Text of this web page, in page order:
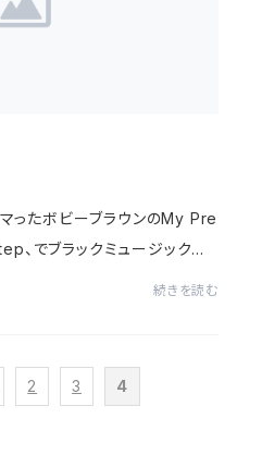
ったボビーブラウンのMy Pre
でブラックミュージックに
続きを読む
2 3 4